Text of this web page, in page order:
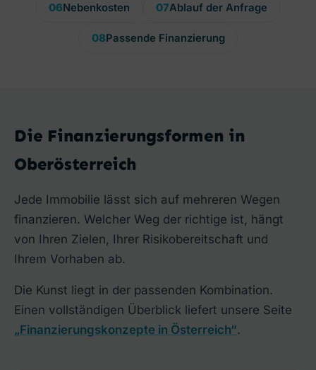
06Nebenkosten 07Ablauf der Anfrage
08Passende Finanzierung
Die Finanzierungsformen in
Oberösterreich
Jede Immobilie lässt sich auf mehreren Wegen
finanzieren. Welcher Weg der richtige ist, hängt
von Ihren Zielen, Ihrer Risikobereitschaft und
Ihrem Vorhaben ab.
Die Kunst liegt in der passenden Kombination.
Einen vollständigen Überblick liefert unsere Seite
„Finanzierungskonzepte in Österreich“.